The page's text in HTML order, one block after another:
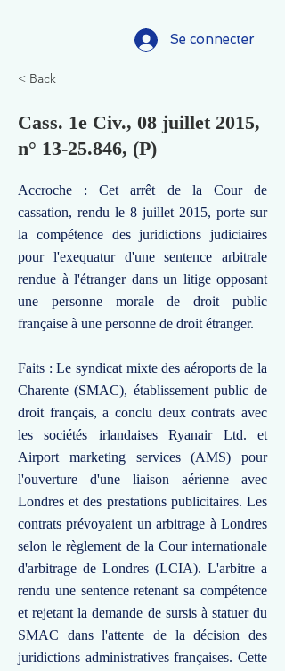
Se connecter
< Back
Cass. 1e Civ., 08 juillet 2015,
n° 13-25.846, (P)
Accroche : Cet arrêt de la Cour de
cassation, rendu le 8 juillet 2015, porte sur
la compétence des juridictions judiciaires
pour l'exequatur d'une sentence arbitrale
rendue à l'étranger dans un litige opposant
une personne morale de droit public
française à une personne de droit étranger.
Faits : Le syndicat mixte des aéroports de la
Charente (SMAC), établissement public de
droit français, a conclu deux contrats avec
les sociétés irlandaises Ryanair Ltd. et
Airport marketing services (AMS) pour
l'ouverture d'une liaison aérienne avec
Londres et des prestations publicitaires. Les
contrats prévoyaient un arbitrage à Londres
selon le règlement de la Cour internationale
d'arbitrage de Londres (LCIA). L'arbitre a
rendu une sentence retenant sa compétence
et rejetant la demande de sursis à statuer du
SMAC dans l'attente de la décision des
juridictions administratives françaises. Cette